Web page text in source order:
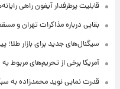
قابلیت پرطرفدار آیفون راهی
بقایی درباره مذاکرات تهران و
سیگنال‌های جدید برای بازار
آمریکا برخی از تحریم‌های مربوط
قدرت نمایی نوید محمدزاده